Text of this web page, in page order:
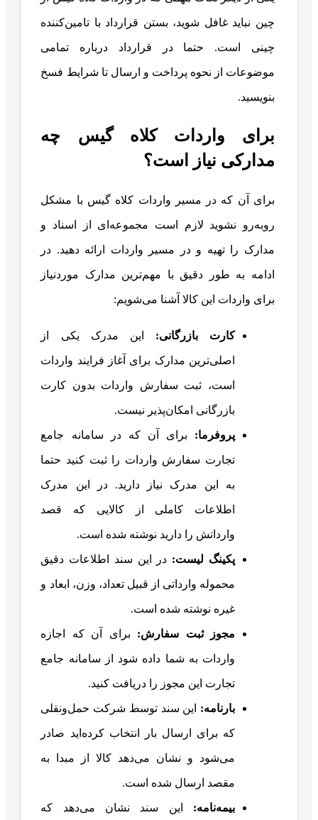
چین نباید غافل شوید، بستن قرارداد با تامین‌کننده
چینی است. حتما در قرارداد درباره تمامی
موضوعات از نحوه پرداخت و ارسال تا شرایط فسخ
بنویسید.
برای واردات کلاه گیس چه
مدارکی نیاز است؟
برای آن که در مسیر واردات کلاه گیس با مشکل
روبه‌رو نشوید لازم است مجموعه‌ای از اسناد و
مدارک را تهیه و در مسیر واردات ارائه دهید. در
ادامه به طور دقیق با مهم‌ترین مدارک موردنیاز
برای واردات این کالا آشنا می‌شویم:
کارت بازرگانی: این مدرک یکی از
اصلی‌ترین مدارک برای آغاز فرایند واردات
است، ثبت سفارش واردات بدون کارت
بازرگانی امکان‌پذیر نیست.
پروفرما: برای آن که در سامانه جامع
تجارت سفارش واردات را ثبت کنید حتما
به این مدرک نیاز دارید. در این مدرک
اطلاعات کاملی از کالایی که قصد
وارداتش را دارید نوشته شده است.
پکینگ لیست: در این سند اطلاعات دقیق
محموله وارداتی از قبیل تعداد، وزن، ابعاد و
غیره نوشته شده است.
مجوز ثبت سفارش: برای آن که اجازه
واردات به شما داده شود از سامانه جامع
تجارت این مجوز را دریافت کنید.
بارنامه: این سند توسط شرکت حمل‌ونقلی
که برای ارسال بار انتخاب کرده‌اید صادر
می‌شود و نشان می‌دهد کالا از مبدا به
مقصد ارسال شده است.
بیمه‌نامه: این سند نشان می‌دهد که